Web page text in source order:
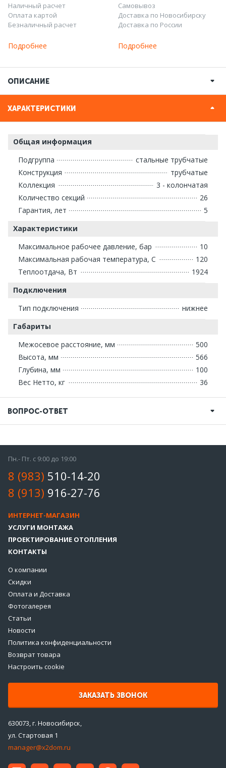
Наличный расчет
Оплата картой
Безналичный расчет
Подробнее
Самовывоз
Доставка по Новосибирску
Доставка по России
Подробнее
ОПИСАНИЕ
ХАРАКТЕРИСТИКИ
Общая информация
Подгруппа
стальные трубчатые
Конструкция
трубчатые
Коллекция
3 - колончатая
Количество секций
26
Гарантия, лет
5
Характеристики
Максимальное рабочее давление, бар
10
Максимальная рабочая температура, С
120
Теплоотдача, Вт
1924
Подключения
Тип подключения
нижнее
Габариты
Межосевое расстояние, мм
500
Высота, мм
566
Глубина, мм
100
Вес Нетто, кг
36
ВОПРОС-ОТВЕТ
Пн.- Пт. с 9:00 до 19:00
8 (983) 510-14-20
8 (913) 916-27-76
ИНТЕРНЕТ-МАГАЗИН
УСЛУГИ МОНТАЖА
ПРОЕКТИРОВАНИЕ ОТОПЛЕНИЯ
КОНТАКТЫ
О компании
Скидки
Оплата и Доставка
Фотогалерея
Статьи
Новости
Политика конфиденциальности
Возврат товара
Настроить cookie
ЗАКАЗАТЬ ЗВОНОК
630073, г. Новосибирск,
ул. Стартовая 1
manager@x2dom.ru